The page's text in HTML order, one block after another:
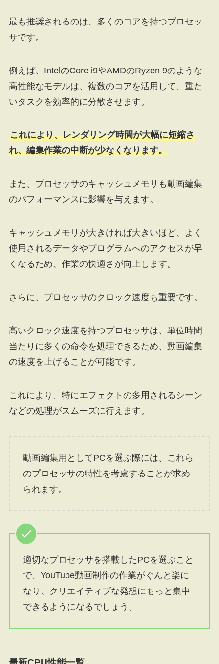
最も推奨されるのは、多くのコアを持つプロセッ
サです。
例えば、IntelのCore i9やAMDのRyzen 9のような
高性能なモデルは、複数のコアを活用して、重た
いタスクを効率的に分散させます。
これにより、レンダリング時間が大幅に短縮さ
れ、編集作業の中断が少なくなります。
また、プロセッサのキャッシュメモリも動画編集
のパフォーマンスに影響を与えます。
キャッシュメモリが大きければ大きいほど、よく
使用されるデータやプログラムへのアクセスが早
くなるため、作業の快適さが向上します。
さらに、プロセッサのクロック速度も重要です。
高いクロック速度を持つプロセッサは、単位時間
当たりに多くの命令を処理できるため、動画編集
の速度を上げることが可能です。
これにより、特にエフェクトの多用されるシーン
などの処理がスムーズに行えます。
動画編集用としてPCを選ぶ際には、これら
のプロセッサの特性を考慮することが求め
られます。
適切なプロセッサを搭載したPCを選ぶこと
で、YouTube動画制作の作業がぐんと楽に
なり、クリエイティブな発想にもっと集中
できるようになるでしょう。